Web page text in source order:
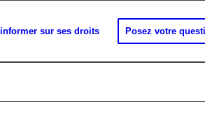
sur ses droits Posez votre